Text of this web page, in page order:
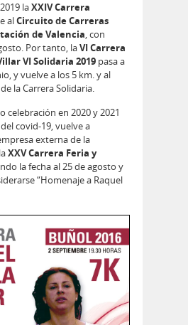
laXXIV Carrera
alCircuito de Carreras
de Valencia, con
Por tanto, laVI Carrera
VI Solidaria 2019 pasa a
y vuelve a los 5 km. y al
la Carrera Solidaria.
celebración en 2020 y 2021
covid-19, vuelve a
externa de la
XXV Carrera Feria y
la fecha al 25 de agosto y
“Homenaje a Raquel